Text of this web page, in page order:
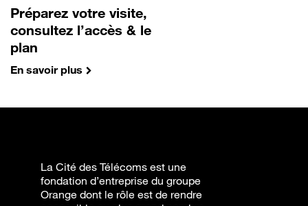
Préparez votre visite,
consultez l’accès & le
plan
En savoir plus
La Cité des Télécoms est une
fondation d’entreprise du groupe
Orange dont le rôle est de rendre